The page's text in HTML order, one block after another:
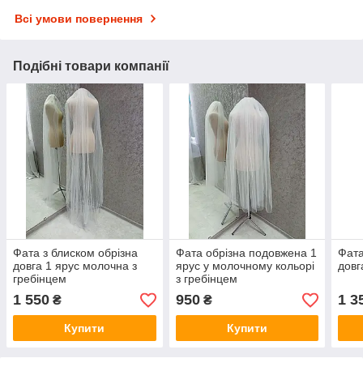
Всі умови повернення
Подібні товари компанії
Фата з блиском обрізна
довга 1 ярус молочна з
гребінцем
1 550 ₴
Купити
Фата обрізна подовжена 1
ярус у молочному кольорі
з гребінцем
950₴
Купити
1